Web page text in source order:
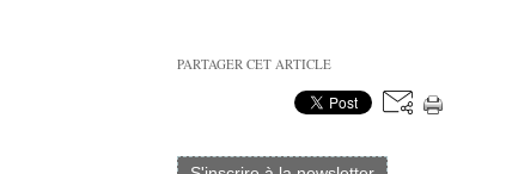
PARTAGER CET ARTICLE